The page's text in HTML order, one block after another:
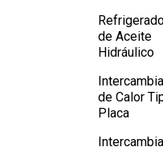
de Aceite
Hidráulico
de Calor
Placa